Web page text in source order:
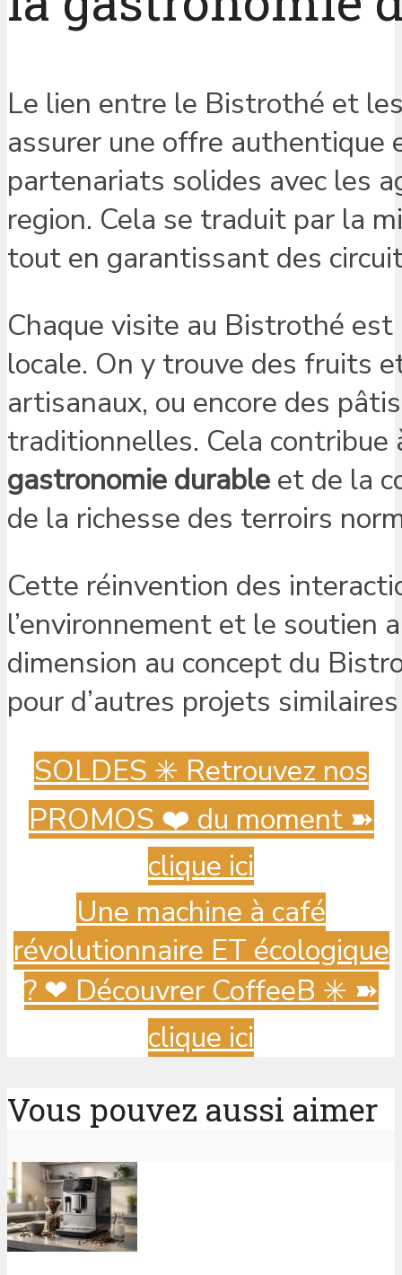
Le lien entre le Bistrothé et
assurer une offre authentique
partenariats solides avec les
region. Cela se traduit par la
tout en garantissant des
Chaque visite au Bistrothé
locale. On y trouve des fruits
artisanaux, ou encore des
traditionnelles. Cela contribue
gastronomie durable et de la
de la richesse des terroirs
Cette réinvention des
l’environnement et le soutien
dimension au concept du
pour d’autres projets
SOLDES ✳️ Retrouvez nos
PROMOS ❤️ du moment ➽
clique ici
Une machine à café
révolutionnaire ET écologique
? ️❤ Découvrer CoffeeB ✳️ ➽
clique ici
Vous pouvez aussi aimer